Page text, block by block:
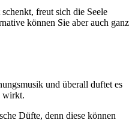
freut sich die Seele
können Sie aber auch ganz
und überall duftet es
wirkt.
Düfte, denn diese können